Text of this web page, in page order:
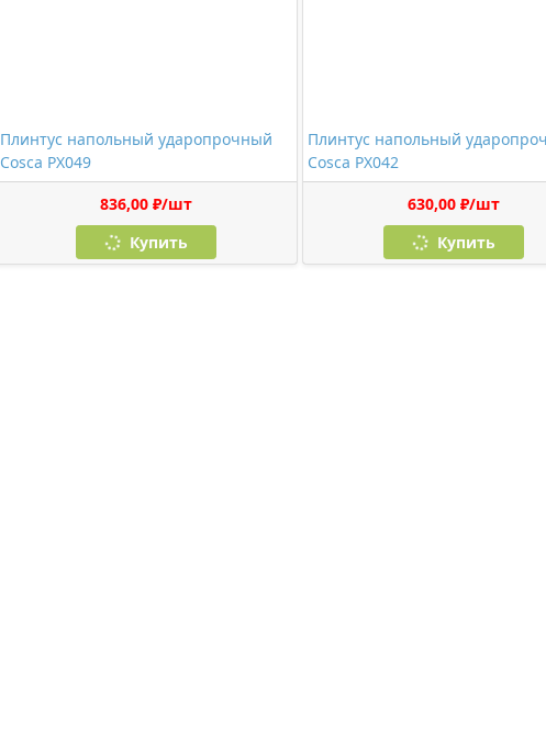
Плинтус напольный ударопрочный
Cosca PX049
836,00 ₽/шт
Купить
Плинтус напольный
Cosca PX042
630,00 ₽/шт
Купить